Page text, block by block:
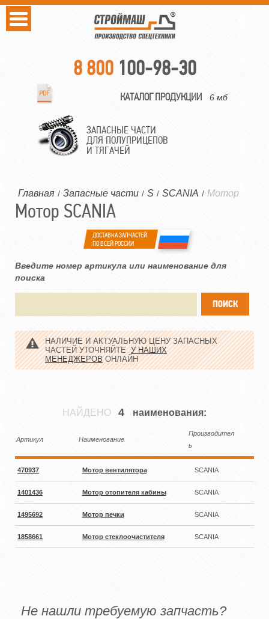
8 800 100-98-30
КАТАЛОГ ПРОДУКЦИИ 6 мб
ЗАПАСНЫЕ ЧАСТИ
ДЛЯ ПОЛУПРИЦЕПОВ
И ТЯГАЧЕЙ
Главная / Запасные части / S / SCANIA / Мотор
Мотор SCANIA
ДОСТАВКА ЗАПЧАСТЕЙ
ПО ВСЕЙ РОССИИ
Введите номер артикула или наименование для
поиска
НАЛИЧИЕ И АКТУАЛЬНУЮ ЦЕНУ ЗАПАСНЫХ
ЧАСТЕЙ УТОЧНЯЙТЕУ НАШИХ
МЕНЕДЖЕРОВОНЛАЙН
НАЙДЕНО 4 наименования:
Артикул Наименование
Производител
ь
470937 Мотор вентилятора SCANIA
1401436 Мотор отопителя кабины SCANIA
1495692 Мотор печки SCANIA
1858661 Мотор стеклоочистителя SCANIA
Не нашли требуемую запчасть?